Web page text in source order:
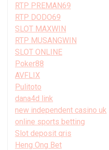
RTP PREMAN69
RTP DODO69
SLOT MAXWIN
RTP MUSANGWIN
SLOT ONLINE
Poker88
AVFLIX
Pulitoto
dana4d link
new independent casino uk
online sports betting
Slot deposit qris
Heng Ong Bet